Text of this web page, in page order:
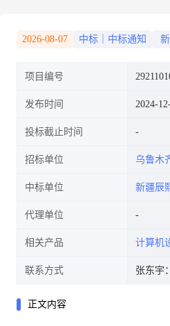
2026-08-07 中标｜中标通知
项目编号
发布时间 2024-
投标截止时间
招标单位 乌鲁木
中标单位 新疆辰
代理单位
相关产品 计算机
联系方式 张东宇
正文内容